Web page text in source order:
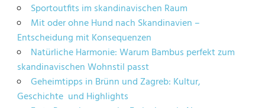
Sportoutfits im skandinavischen Raum
Mit oder ohne Hund nach Skandinavien –
Entscheidung mit Konsequenzen
Natürliche Harmonie: Warum Bambus perfekt zum
skandinavischen Wohnstil passt
Geheimtipps in Brünn und Zagreb: Kultur,
Geschichte und Highlights